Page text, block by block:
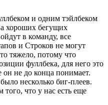
и одним тэйлбеком
хороших бегущих
в команду, все
и Строков не могут
тяжело, потому что
фуллбека, для него это
он не до конца понимает.
несколько биг-плеев.
что у нас есть еще